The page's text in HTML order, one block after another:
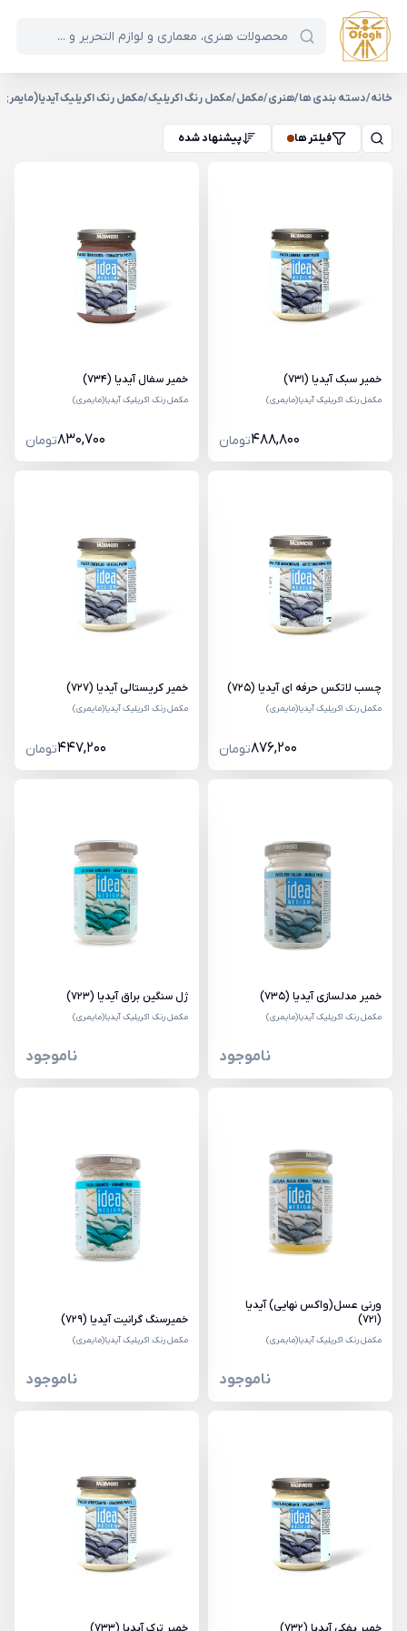
خانه/دسته بندی ها/هنری/مکمل/مکمل رنگ اکریلیک/مکمل رنک اکریلیک
فیلتر ها پیشنهاد شده
خمیر سبک آیدیا (731)
مکمل رنک اکریلیک آیدیا(مایمری)
488,800تومان
خمیر سفال آیدیا (734)
مکمل رنک اکریلیک آیدیا(مایمری)
830,700تومان
چسب لاتکس حرفه ای آیدیا (725)
مکمل رنک اکریلیک آیدیا(مایمری)
876,200تومان
خمیر کریستالی آیدیا (727)
مکمل رنک اکریلیک آیدیا(مایمری)
447,200تومان
خمیر مدلسازی آیدیا (735)
مکمل رنک اکریلیک آیدیا(مایمری)
ناموجود
ژل سنگین براق آیدیا (723)
مکمل رنک اکریلیک آیدیا(مایمری)
ناموجود
ورنی عسل(واکس نهایی) آیدیا
(721)
مکمل رنک اکریلیک آیدیا(مایمری)
ناموجود
خمیرسنگ گرانیت آیدیا (729)
مکمل رنک اکریلیک آیدیا(مایمری)
ناموجود
خمیر پفکی آیدیا (732) خمیر ترک آیدیا (733)